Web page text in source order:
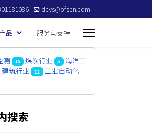
dcys@ofscn.com
品 服务与支持
测 15 煤炭行业 5
海洋工
建筑行业 12 工业自动化
搜索